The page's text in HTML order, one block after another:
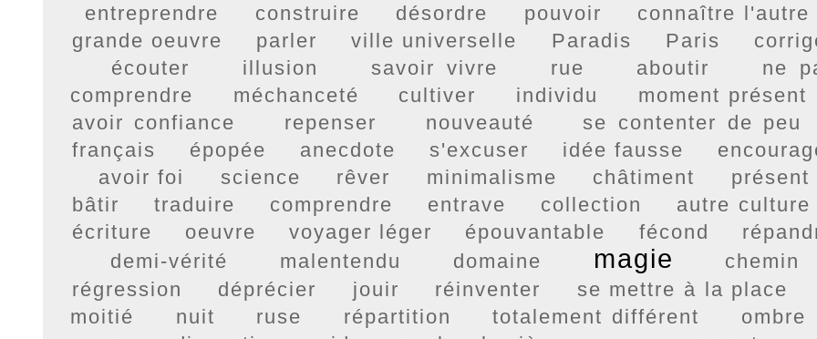
entreprendre
construire désordre pouvoir
connaître l'autre
grande oeuvre
parler ville universelle Paradis Paris
écouter
illusion savoir vivre rue aboutir
ne
comprendre
méchanceté cultiver individu
moment présent
avoir confiance
repenser nouveauté
se contenter de peu
français
épopée anecdote s'excuser idée fausse
avoir foi
science rêver minimalisme châtiment
présent
bâtir
traduire comprendre entrave collection
autre culture
écriture
oeuvre voyager léger épouvantable fécond
demi-vérité
malentendu domaine magie
chemin
régression
déprécier jouir réinventer
se mettre à la place
moitié
nuit ruse répartition totalement différent
ombre